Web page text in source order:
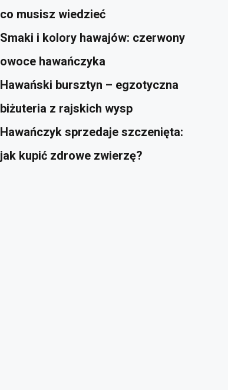
co musisz wiedzieć
Smaki i kolory hawajów: czerwony
owoce hawańczyka
Hawański bursztyn – egzotyczna
biżuteria z rajskich wysp
Hawańczyk sprzedaje szczenięta:
jak kupić zdrowe zwierzę?